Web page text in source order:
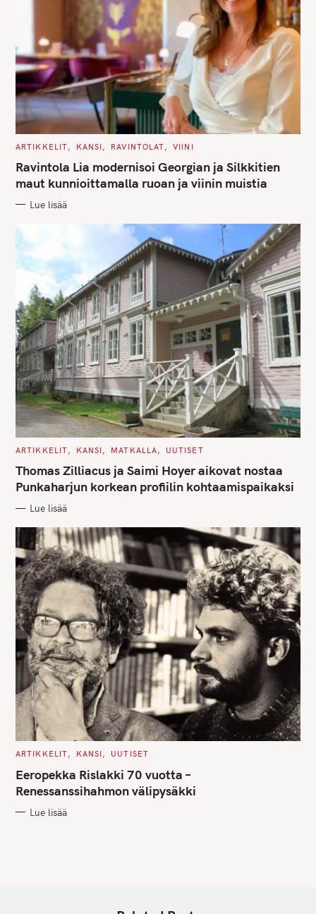
C
T
E
G
O
I
ARTIKKELIT KANSI RAVINTOLAT VIINI
Ravintola Lia modernisoi Georgian ja Silkkitien
maut kunnioittamalla ruoan ja viinin muistia
Lue lisää
C
T
E
G
O
I
S
ARTIKKELIT KANSI MATKALLA UUTISET
Thomas Zilliacus ja Saimi Hoyer aikovat nostaa
Punkaharjun korkean profiilin kohtaamispaikaksi
Lue lisää
C
T
E
G
O
I
ARTIKKELIT KANSI UUTISET
Eeropekka Rislakki 70 vuotta –
Renessanssihahmon välipysäkki
Lue lisää